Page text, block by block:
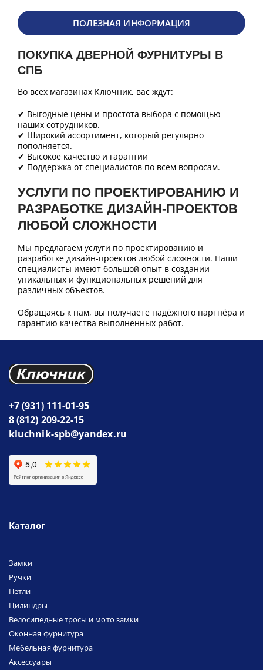
ПОЛЕЗНАЯ ИНФОРМАЦИЯ
ПОКУПКА ДВЕРНОЙ ФУРНИТУРЫ В
СПБ
Во всех магазинах Ключник, вас ждут:
✔ Выгодные цены и простота выбора с помощью
наших сотрудников.
✔ Широкий ассортимент, который регулярно
пополняется.
✔ Высокое качество и гарантии
✔ Поддержка от специалистов по всем вопросам.
УСЛУГИ ПО ПРОЕКТИРОВАНИЮ И
РАЗРАБОТКЕ ДИЗАЙН-ПРОЕКТОВ
ЛЮБОЙ СЛОЖНОСТИ
Мы предлагаем услуги по проектированию и
разработке дизайн-проектов любой сложности. Наши
специалисты имеют большой опыт в создании
уникальных и функциональных решений для
различных объектов.
Обращаясь к нам, вы получаете надёжного партнёра и
гарантию качества выполненных работ.
+7 (931) 111-01-95
8 (812) 209-22-15
kluchnik-spb@yandex.ru
Каталог
Замки
Ручки
Петли
Цилиндры
Велосипедные тросы и мото замки
Оконная фурнитура
Мебельная фурнитура
Аксессуары